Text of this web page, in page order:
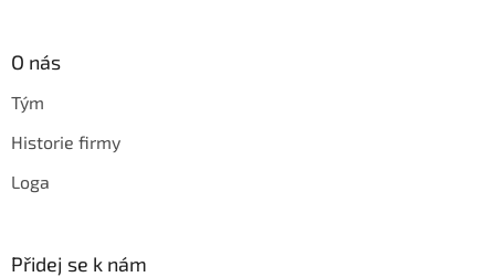
O nás
Tým
Historie firmy
Loga
Přidej se k nám